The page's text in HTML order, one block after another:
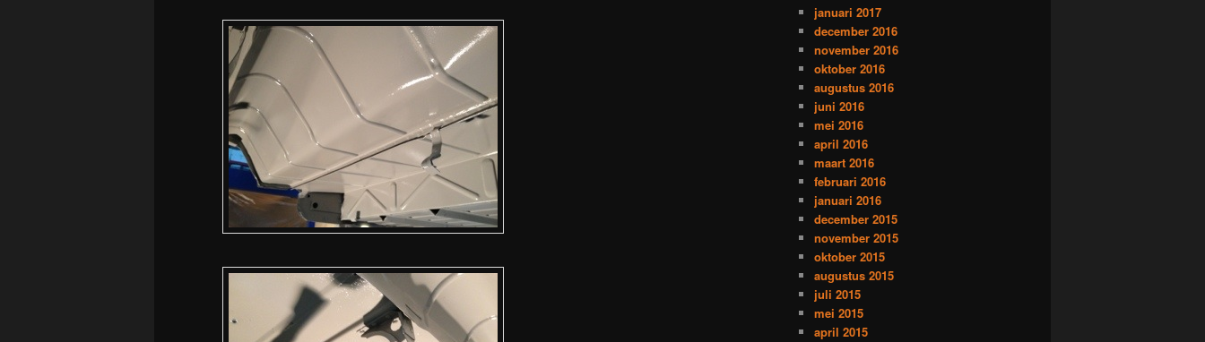
januari 2017
december 2016
november 2016
oktober 2016
augustus 2016
juni 2016
mei 2016
april 2016
maart 2016
februari 2016
januari 2016
december 2015
november 2015
oktober 2015
augustus 2015
juli 2015
mei 2015
april 2015